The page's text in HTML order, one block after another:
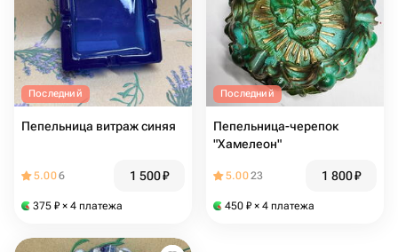
Последний
Пепельница витраж синяя
5.006 1 500₽
375 ₽ × 4 платежа
Последний
Пепельница-черепок
"Хамелеон"
5.0023 1 800₽
450 ₽ × 4 платежа